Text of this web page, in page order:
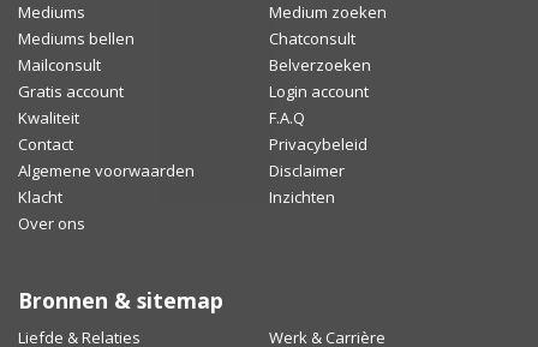
Mediums
Medium zoeken
Mediums bellen
Chatconsult
Mailconsult
Belverzoeken
Gratis account
Login account
Kwaliteit
F.A.Q
Contact
Privacybeleid
Algemene voorwaarden
Disclaimer
Klacht
Inzichten
Over ons
Bronnen & sitemap
Liefde & Relaties Werk & Carrière